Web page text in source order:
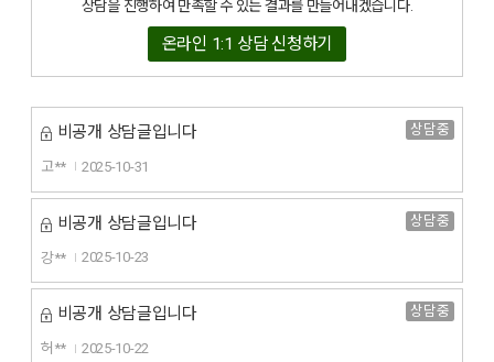
상담을 진행하여 만족할 수 있는 결과를 만들어내겠습니다.
온라인 1:1 상담 신청하기
비공개 상담글입니다 상담중
고** 2025-10-31
비공개 상담글입니다 상담중
강** 2025-10-23
비공개 상담글입니다 상담중
허** 2025-10-22